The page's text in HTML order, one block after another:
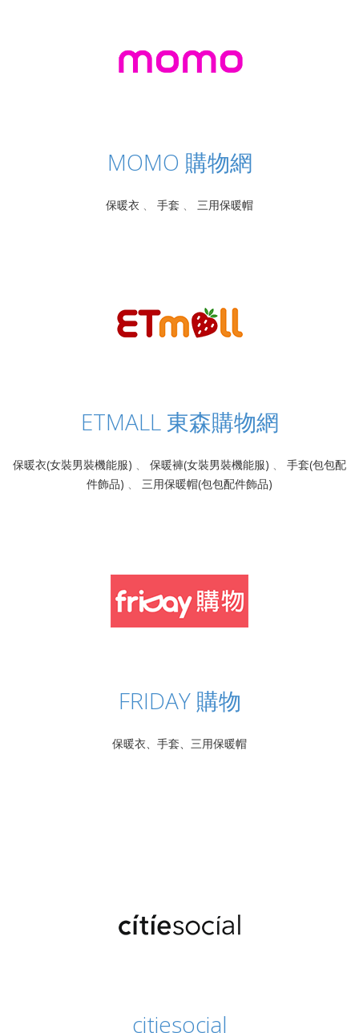
MOMO 購物網
保暖衣 、 手套 、 三用保暖帽
ETMALL 東森購物網
保暖衣(女裝男裝機能服) 、 保暖褲(女裝男裝機能服) 、 手套(包包配
件飾品) 、 三用保暖帽(包包配件飾品)
FRIDAY 購物
保暖衣、手套、三用保暖帽
citiesocial